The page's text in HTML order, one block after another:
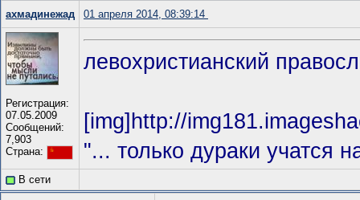
ахмадинежад 01 апреля 2014, 08:39:14
Регистрация:
07.05.2009
Сообщений:
7,903
Страна:
левохристианский
[img]http://
"... только дураки учатся
В сети